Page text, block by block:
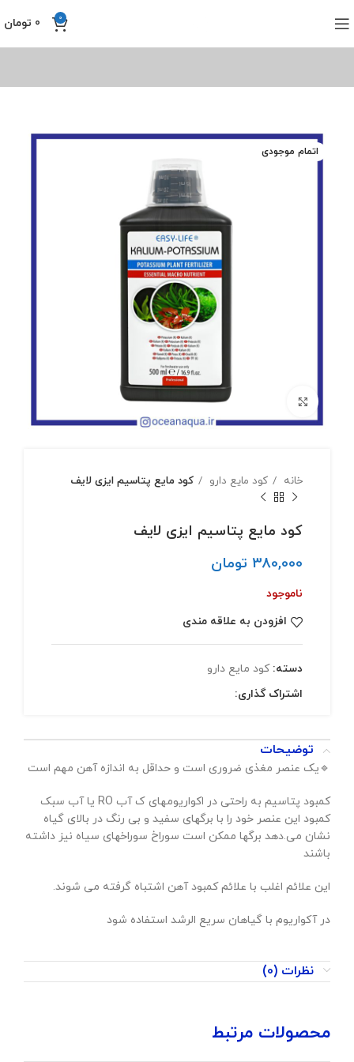
0
0 تومان
اتمام موجودی
بزرگنمایی تصویر
خانه کود مایع دارو کود مایع پتاسیم ایزی لایف
کود مایع پتاسیم ایزی لایف
380,000 تومان
ناموجود
افزودن به علاقه مندی
دسته: کود مایع دارو
اشتراک گذاری:
توضیحات
🔹️یک عنصر مغذی ضروری است و حداقل به اندازه آهن مهم است
کمبود پتاسیم به راحتی در اکواریومهای ک آب RO یا آب سبک
کمبود این عنصر خود را با برگهای سفید و بی رنگ در بالای گیاه
نشان می.دهد برگها ممکن است سوراخ سوراخهای سیاه نیز داشته
باشند
این علائم اغلب با علائم کمبود آهن اشتباه گرفته می شوند.
در آکواریوم با گیاهان سریع الرشد استفاده شود
نظرات (0)
محصولات مرتبط